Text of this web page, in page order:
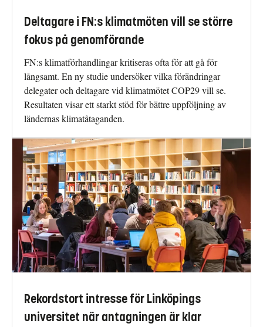
Deltagare i FN:s klimatmöten vill se större
fokus på genomförande
FN:s klimatförhandlingar kritiseras ofta för att gå för
långsamt. En ny studie undersöker vilka förändringar
delegater och deltagare vid klimatmötet COP29 vill se.
Resultaten visar ett starkt stöd för bättre uppföljning av
ländernas klimatåtaganden.
Rekordstort intresse för Linköpings
universitet när antagningen är klar